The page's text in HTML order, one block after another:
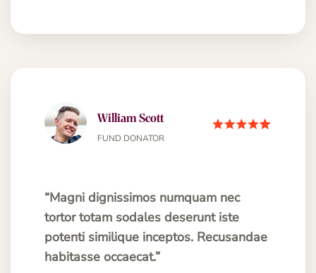
William Scott
FUND DONATOR
“Magni dignissimos numquam nec
tortor totam sodales deserunt iste
potenti similique inceptos. Recusandae
habitasse occaecat.”